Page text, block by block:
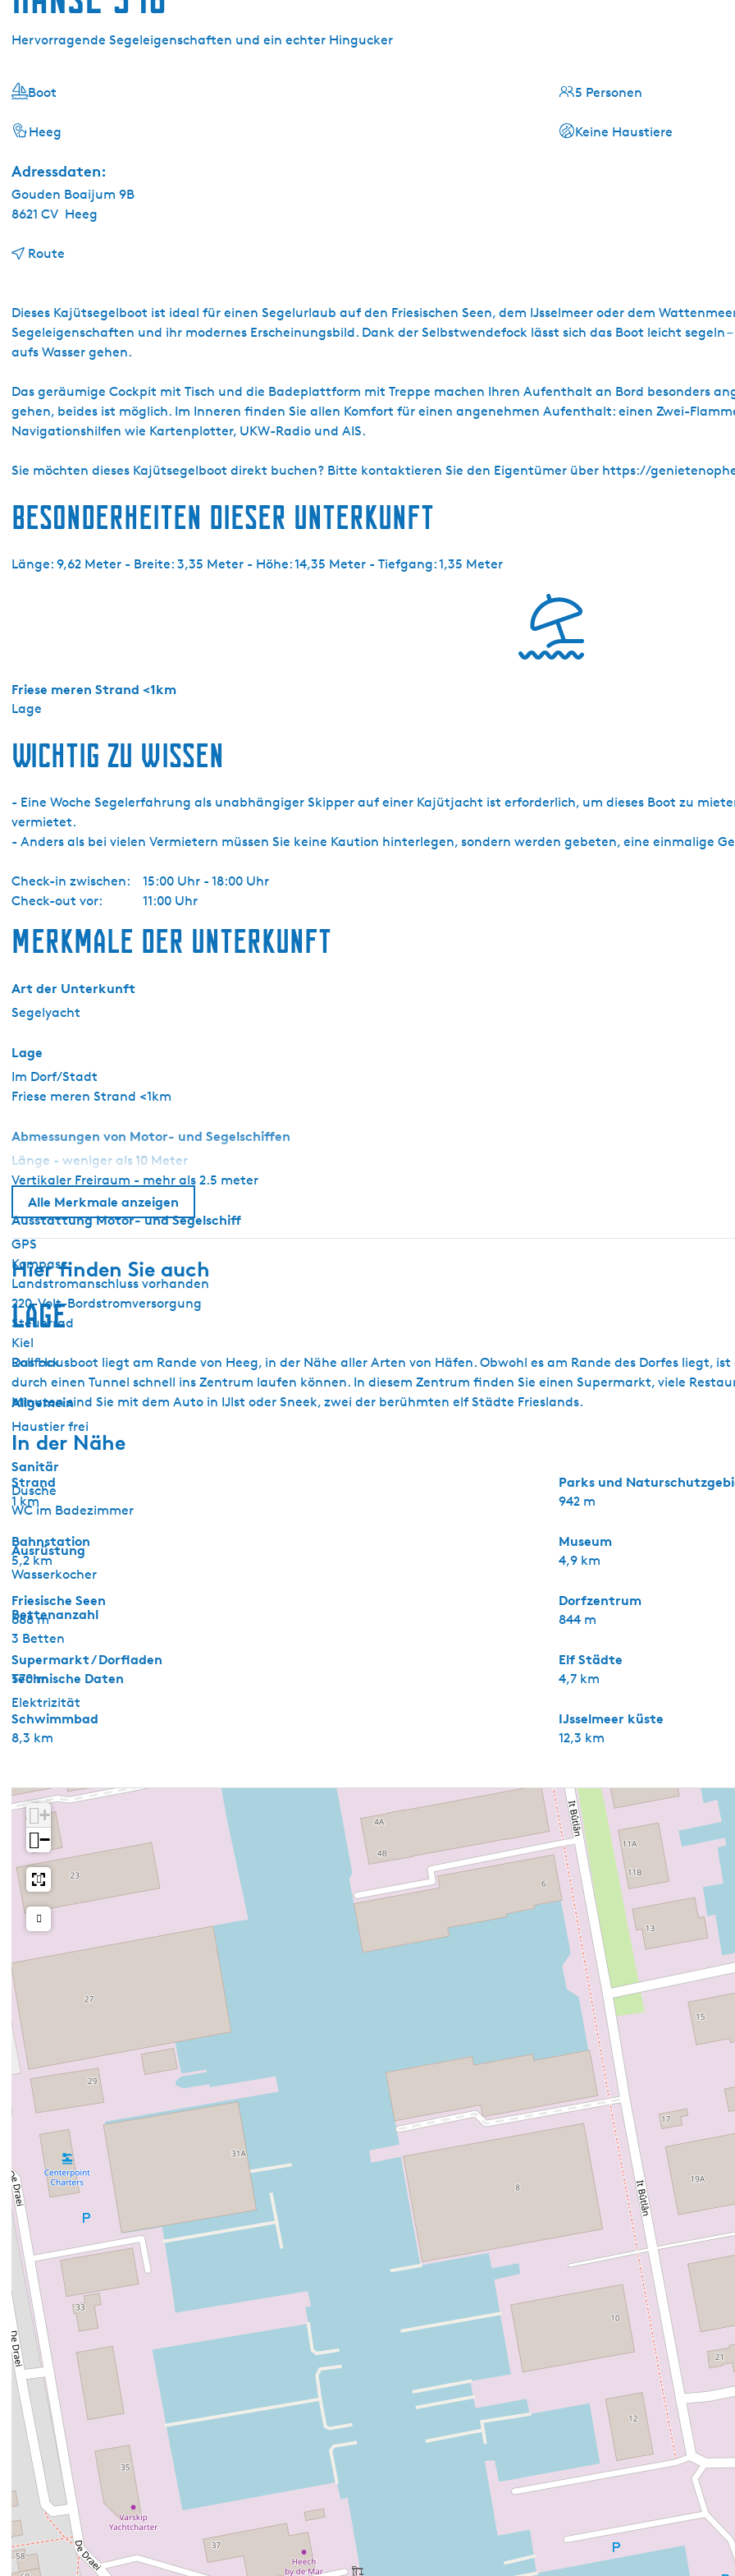
Hervorragende Segeleigenschaften und ein echter Hingucker
Dieses Kajütsegelboot ist ideal für einen Segelurlaub auf den Friesischen Seen, dem IJsselmeer oder dem
Segeleigenschaften und ihr modernes Erscheinungsbild. Dank der Selbstwendefock lässt sich das Boot leicht segeln
aufs Wasser gehen.
Das geräumige Cockpit mit Tisch und die Badeplattform mit Treppe machen Ihren Aufenthalt an Bord besonders
gehen, beides ist möglich. Im Inneren finden Sie allen Komfort für einen angenehmen Aufenthalt: einen Zwei-
Navigationshilfen wie Kartenplotter, UKW-Radio und AIS.
Sie möchten dieses Kajütsegelboot direkt buchen? Bitte kontaktieren Sie den Eigentümer über https://
Besonderheiten dieser Unterkunft
Länge: 9,62 Meter - Breite: 3,35 Meter - Höhe: 14,35 Meter - Tiefgang: 1,35 Meter
Lage
Friese meren Strand <1km
Wichtig zu wissen
- Eine Woche Segelerfahrung als unabhängiger Skipper auf einer Kajütjacht ist erforderlich, um dieses Boot zu
vermietet.
- Anders als bei vielen Vermietern müssen Sie keine Kaution hinterlegen, sondern werden gebeten, eine einmalige
Check-in zwischen:
15:00 Uhr - 18:00 Uhr
Check-out vor:
11:00 Uhr
Boot
Heeg
5 Personen
Keine Haustiere
Adressdaten:
Gouden Boaijum 9B
8621 CV Heeg
Route
H
a
n
e
3
4
Merkmale der Unterkunft
Art der Unterkunft
Segelyacht
Lage
Im Dorf/Stadt
Friese meren Strand <1km
Abmessungen von Motor- und Segelschiffen
Länge - weniger als 10 Meter
Vertikaler Freiraum - mehr als 2.5 meter
Ausstattung Motor- und Segelschiff
GPS
Kompass
Landstromanschluss vorhanden
220-Volt-Bordstromversorgung
Steuerrad
Kiel
Rollfock
Allgemein
Haustier frei
Sanitär
Dusche
WC im Badezimmer
Ausrüstung
Wasserkocher
Bettenanzahl
3 Betten
Technische Daten
Elektrizität
Alle Merkmale anzeigen
Hier finden Sie auch
Lage
Das Hausboot liegt am Rande von Heeg, in der Nähe aller Arten von Häfen. Obwohl es am Rande des Dorfes liegt,
durch einen Tunnel schnell ins Zentrum laufen können. In diesem Zentrum finden Sie einen Supermarkt, viele
Minuten sind Sie mit dem Auto in IJlst oder Sneek, zwei der berühmten elf Städte Frieslands.
In der Nähe
Strand
1 km
Parks und
942 m
Bahnstation
5,2 km
Museum
4,9 km
Friesische Seen
688 m
Dorfzentrum
844 m
Supermarkt / Dorfladen
570 m
Elf Städte
4,7 km
Schwimmbad
8,3 km
IJsselmeer küste
12,3 km
+
−